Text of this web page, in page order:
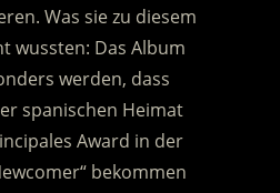
Was sie zu diesem
wussten: Das Album
werden, dass
spanischen Heimat
Award in der
bekommen